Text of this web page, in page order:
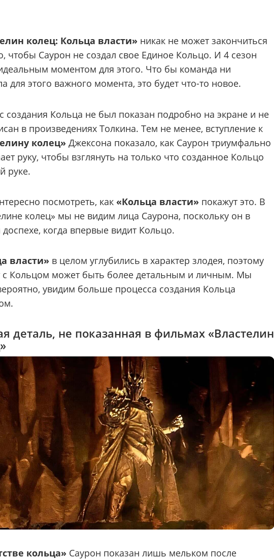
колец: Кольца власти» никак не может закончиться
чтобы Саурон не создал свое Единое Кольцо. И 4 сезон
моментом для этого. Что бы команда ни
для этого важного момента, это будет что-то новое.
создания Кольца не был показан подробно на экране и не
в произведениях Толкина. Тем не менее, вступление к
колец» Джексона показало, как Саурон триумфально
руку, чтобы взглянуть на только что созданное Кольцо
руке.
посмотреть, как «Кольца власти» покажут это. В
колец» мы не видим лица Саурона, поскольку он в
когда впервые видит Кольцо.
власти» в целом углубились в характер злодея, поэтому
с Кольцом может быть более детальным и личным. Мы
увидим больше процесса создания Кольца
деталь, не показанная в фильмах «Властелин
кольца» Саурон показан лишь мельком после